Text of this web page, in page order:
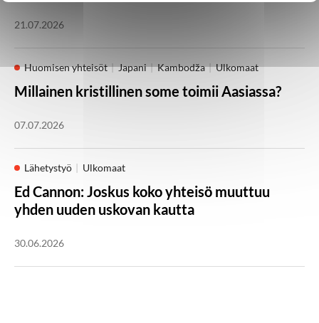
21.07.2026
Huomisen yhteisöt Japani Kambodža Ulkomaat
Millainen kristillinen some toimii Aasiassa?
07.07.2026
Lähetystyö Ulkomaat
Ed Cannon: Joskus koko yhteisö muuttuu
yhden uuden uskovan kautta
30.06.2026